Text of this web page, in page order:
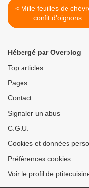
< Mille feuilles de chèvre et
confit d'oignons
Hébergé par Overblog
Top articles
Pages
Contact
Signaler un abus
C.G.U.
Cookies et données
Préférences cookies
Voir le profil de